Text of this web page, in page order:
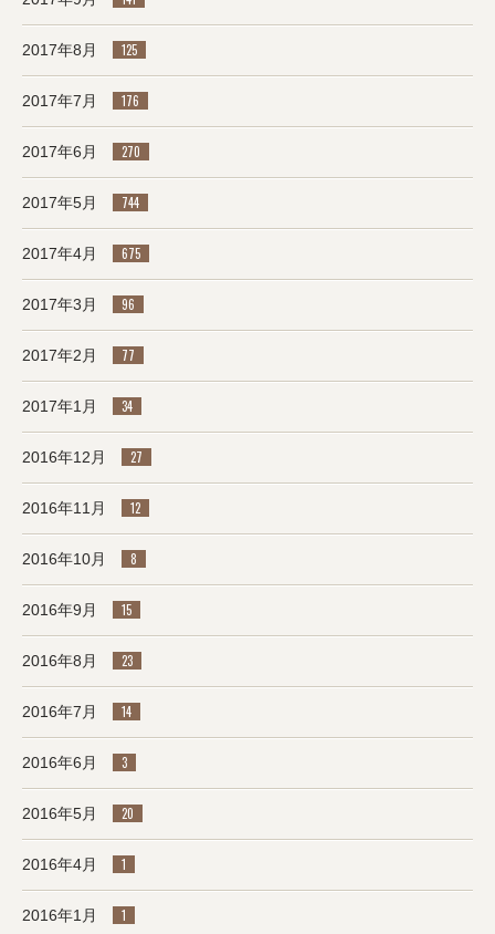
2017年8月 125
2017年7月 176
2017年6月 270
2017年5月 744
2017年4月 675
2017年3月 96
2017年2月 77
2017年1月 34
2016年12月 27
2016年11月 12
2016年10月 8
2016年9月 15
2016年8月 23
2016年7月 14
2016年6月 3
2016年5月 20
2016年4月 1
2016年1月 1